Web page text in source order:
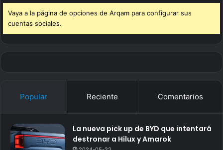
Vaya a la página de opciones de Arqam para configurar sus
cuentas sociales.
Popular Reciente Comentarios
La nueva pick up de BYD que intentará
destronar a Hilux y Amarok